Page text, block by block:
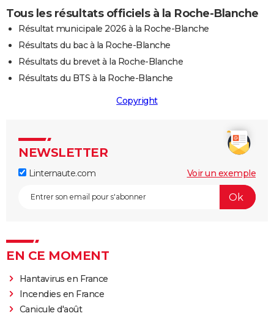
Tous les résultats officiels à la Roche-Blanche
Résultat municipale 2026 à la Roche-Blanche
Résultats du bac à la Roche-Blanche
Résultats du brevet à la Roche-Blanche
Résultats du BTS à la Roche-Blanche
Copyright
NEWSLETTER
Linternaute.com Voir un exemple
EN CE MOMENT
Hantavirus en France
Incendies en France
Canicule d'août